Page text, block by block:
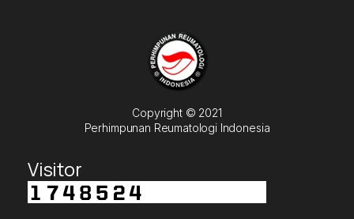
Copyright © 2021
Perhimpunan Reumatologi Indonesia
Visitor